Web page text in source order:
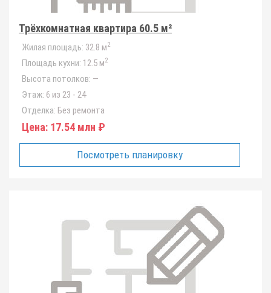
Трёхкомнатная квартира 60.5 м²
Жилая площадь: 32.8 м2
Площадь кухни: 12.5 м2
Высота потолков: —
Этаж: 6 из 23 - 24
Отделка: Без ремонта
Цена: 17.54 млн ₽
Посмотреть планировку